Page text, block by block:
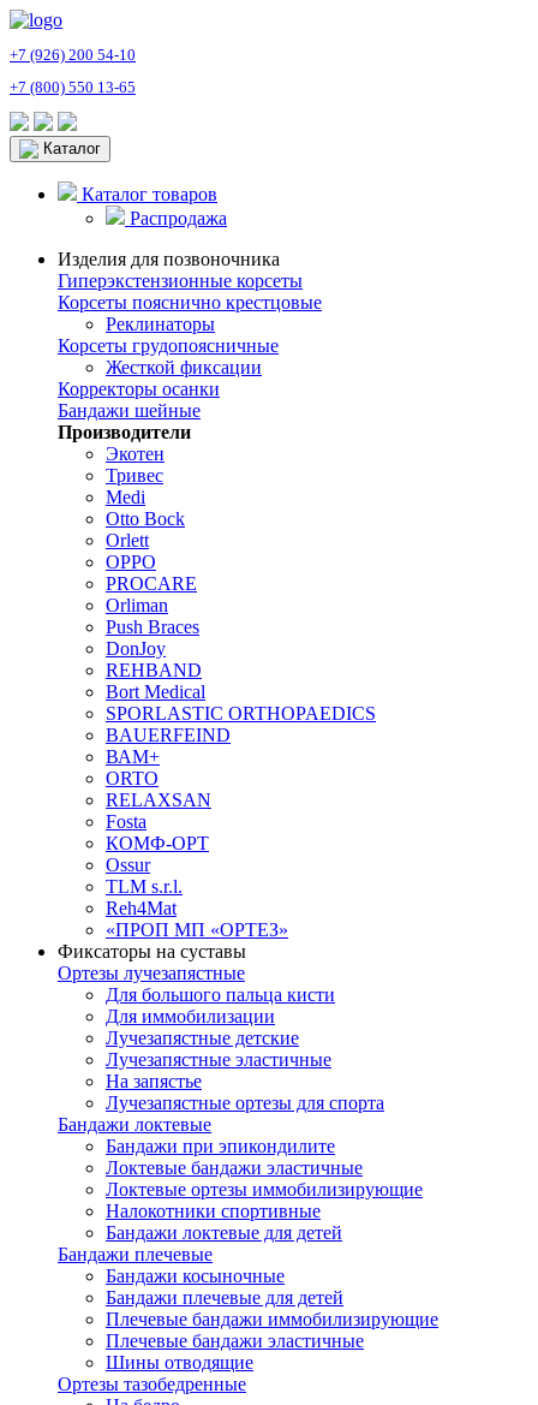
+7 (926) 200 54-10
+7 (800) 550 13-65
Каталог
Каталог товаров
Распродажа
Изделия для позвоночника
Гиперэкстензионные корсеты
Корсеты пояснично крестцовые
Реклинаторы
Корсеты грудопоясничные
Жесткой фиксации
Корректоры осанки
Бандажи шейные
Производители
Экотен
Тривес
Medi
Otto Bock
Orlett
OPPO
PROCARE
Orliman
Push Braces
DonJoy
REHBAND
Bort Medical
SPORLASTIC ORTHOPAEDICS
BAUERFEIND
ВАМ+
ORTO
RELAXSAN
Fosta
КОМФ-ОРТ
Ossur
TLM s.r.l.
Reh4Mat
«ПРОП МП «ОРТЕЗ»
Фиксаторы на суставы
Ортезы лучезапястные
Для большого пальца кисти
Для иммобилизации
Лучезапястные детские
Лучезапястные эластичные
На запястье
Лучезапястные ортезы для спорта
Бандажи локтевые
Бандажи при эпикондилите
Локтевые бандажи эластичные
Локтевые ортезы иммобилизирующие
Налокотники спортивные
Бандажи локтевые для детей
Бандажи плечевые
Бандажи косыночные
Бандажи плечевые для детей
Плечевые бандажи иммобилизирующие
Плечевые бандажи эластичные
Шины отводящие
Ортезы тазобедренные